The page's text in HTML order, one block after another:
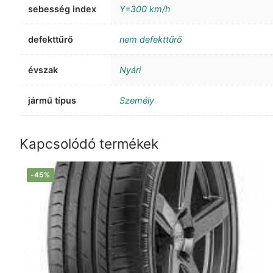
sebesség index Y=300 km/h
defekttűrő nem defekttűrő
évszak Nyári
jármű típus Személy
Kapcsolódó termékek
-45%